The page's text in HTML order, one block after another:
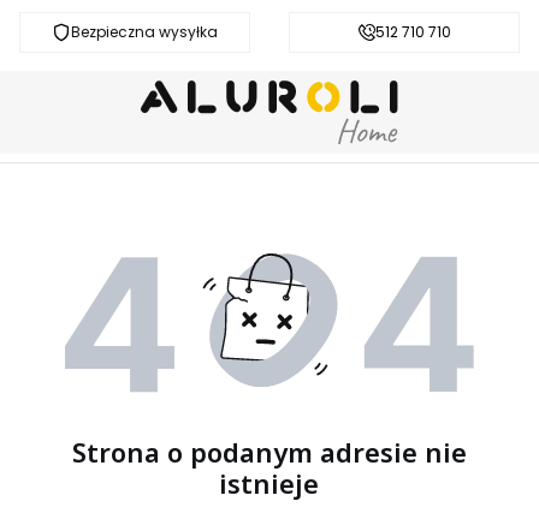
Bezpieczna wysyłka Darmowa dostawa od 200 zł
512 710 710
Strona o podanym adresie nie
istnieje